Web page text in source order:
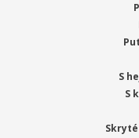
S
S